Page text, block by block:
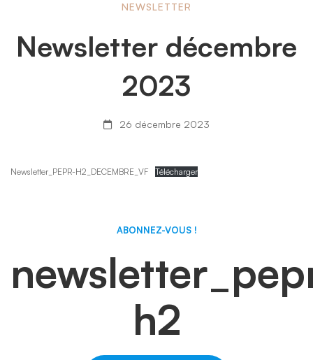
Newsletter
décembre
NEWSLETTER
Newsletter décembre
2023
26 décembre 2023
Newsletter_PEPR-H2_DECEMBRE_VF Télécharger
ABONNEZ-VOUS !
h2